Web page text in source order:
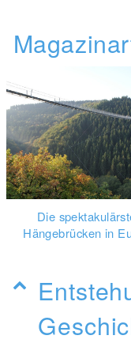
Die
Hängebrücken in